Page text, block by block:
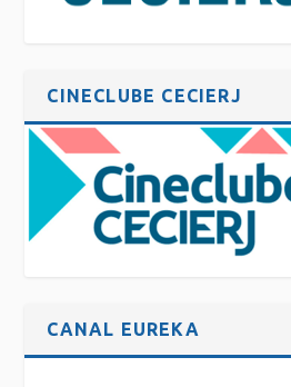
CINECLUBE CECIERJ
CANAL EUREKA